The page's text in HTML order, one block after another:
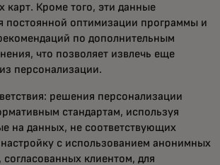
карт. Кроме того, эти данные
постоянной оптимизации программы и
по дополнительным
что позволяет извлечь еще
персонализации.
решения персонализации
стандартам, используя
на данных, не соответствующих
с использованием анонимных
клиентом, для